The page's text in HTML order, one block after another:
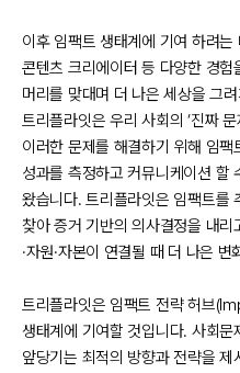
이후 임팩트 생태계에 기여 하려
콘텐츠 크리에이터 등 다양한 경험
머리를 맞대며 더 나은 세상을 그
트리플라잇은 우리 사회의 ‘진짜
이러한 문제를 해결하기 위해 임
성과를 측정하고 커뮤니케이션 할
왔습니다. 트리플라잇은 임팩트를
찾아 증거 기반의 의사결정을 내리
·자원·자본이 연결될 때 더 나은
트리플라잇은 임팩트 전략 허브
생태계에 기여할 것입니다. 사회
앞당기는 최적의 방향과 전략을